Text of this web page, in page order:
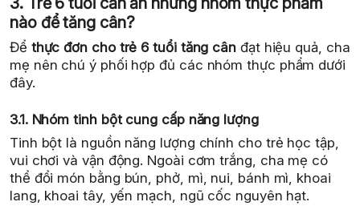
nào để tăng cân?
Để thực đơn cho trẻ 6 tuổi tăng cân đạt hiệu quả, cha
mẹ nên chú ý phối hợp đủ các nhóm thực phẩm dưới
đây.
3.1. Nhóm tinh bột cung cấp năng lượng
Tinh bột là nguồn năng lượng chính cho trẻ học tập,
vui chơi và vận động. Ngoài cơm trắng, cha mẹ có
thể đổi món bằng bún, phở, mì, nui, bánh mì, khoai
lang, khoai tây, yến mạch, ngũ cốc nguyên hạt.